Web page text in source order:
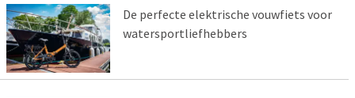
De perfecte elektrische vouwfiets voor
watersportliefhebbers